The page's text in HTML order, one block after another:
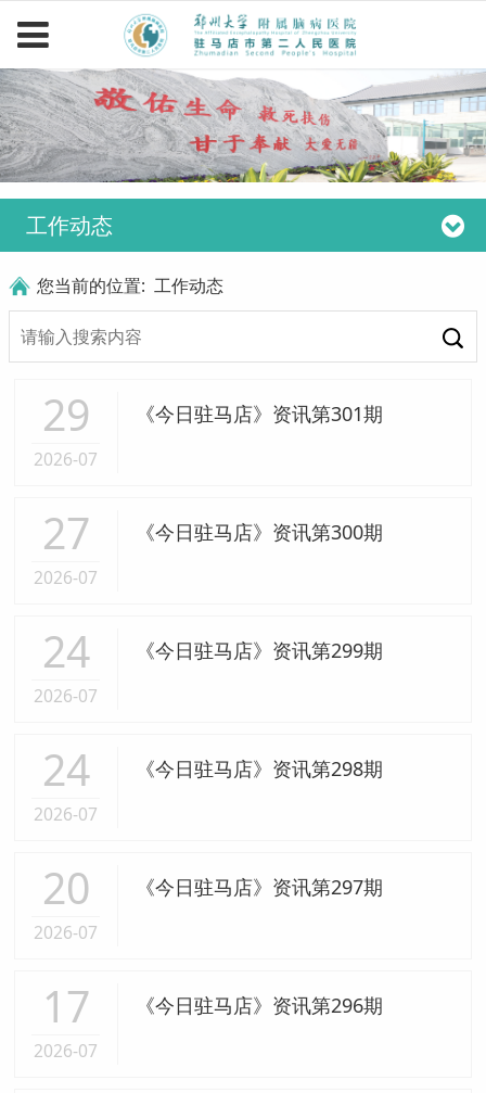
工作动态
您当前的位置:工作动态
29
2026-07
《今日驻马店》资讯第301期
27
2026-07
《今日驻马店》资讯第300期
24
2026-07
《今日驻马店》资讯第299期
24
2026-07
《今日驻马店》资讯第298期
20
2026-07
《今日驻马店》资讯第297期
17
2026-07
《今日驻马店》资讯第296期